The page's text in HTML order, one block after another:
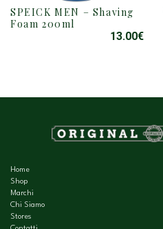
SPEICK MEN – Shaving
Foam 200ml
13.00€
Home
Shop
Marchi
Chi Siamo
Stores